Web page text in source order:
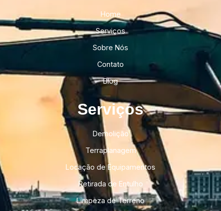
Home
Serviços
Sobre Nós
Contato
Blog
Serviços
Demolição
Terraplanagem
Locação de Equipamentos
Retirada de Entulho
Limpeza de Terreno